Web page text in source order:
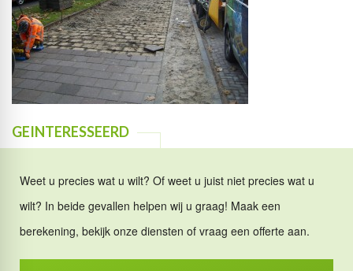
GEINTERESSEERD
Weet u precies wat u wilt? Of weet u juist niet precies wat u
wilt? In beide gevallen helpen wij u graag! Maak een
berekening, bekijk onze diensten of vraag een offerte aan.